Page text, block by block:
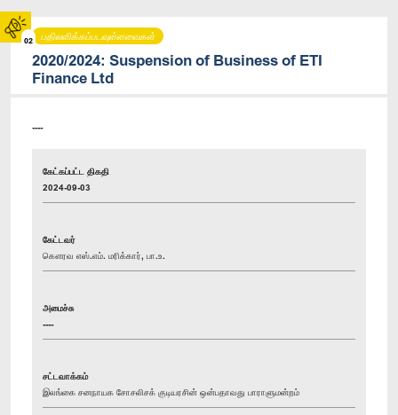
02 பதிலளிக்கப்படவுள்ளவைகள்
2020/2024: Suspension of Business of ETI
Finance Ltd
----
கேட்கப்பட்ட திகதி
2024-09-03
கேட்டவர்
கௌரவ எஸ்.எம். மரிக்கார், பா.உ.
அமைச்சு
----
சட்டவாக்கம்
இலங்கை சனநாயக சோசலிசக் குடியரசின் ஒன்பதாவது பாராளுமன்றம்